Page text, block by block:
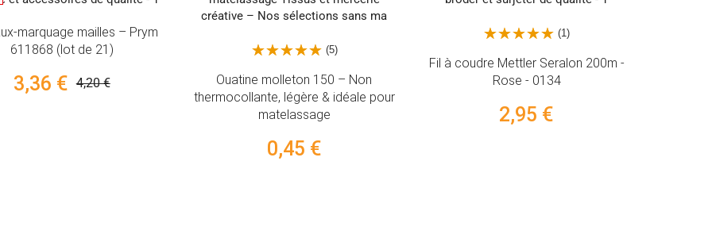
Ouatine molleton 150 – Non
thermocollante, légère & idéale pour
Fil à coudre Mettler Seralon 200m -
Rose - 0134
2,95 €